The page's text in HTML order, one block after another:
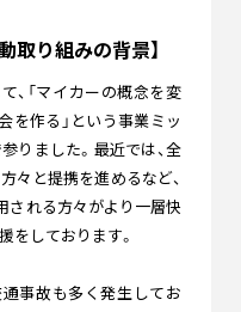
取り組みの背景】
、「マイカーの概念を変
を作る」という事業ミッ
りました。最近では、全
々と提携を進めるなど、
される方々がより一層快
をしております。
事故も多く発生してお